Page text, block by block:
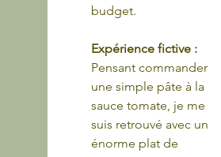
budget.
Expérience fictive :
Pensant commander
une simple pâte à la
sauce tomate, je me
suis retrouvé avec un
énorme plat de